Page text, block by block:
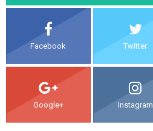
Facebook Twitter
Google+ Instagram